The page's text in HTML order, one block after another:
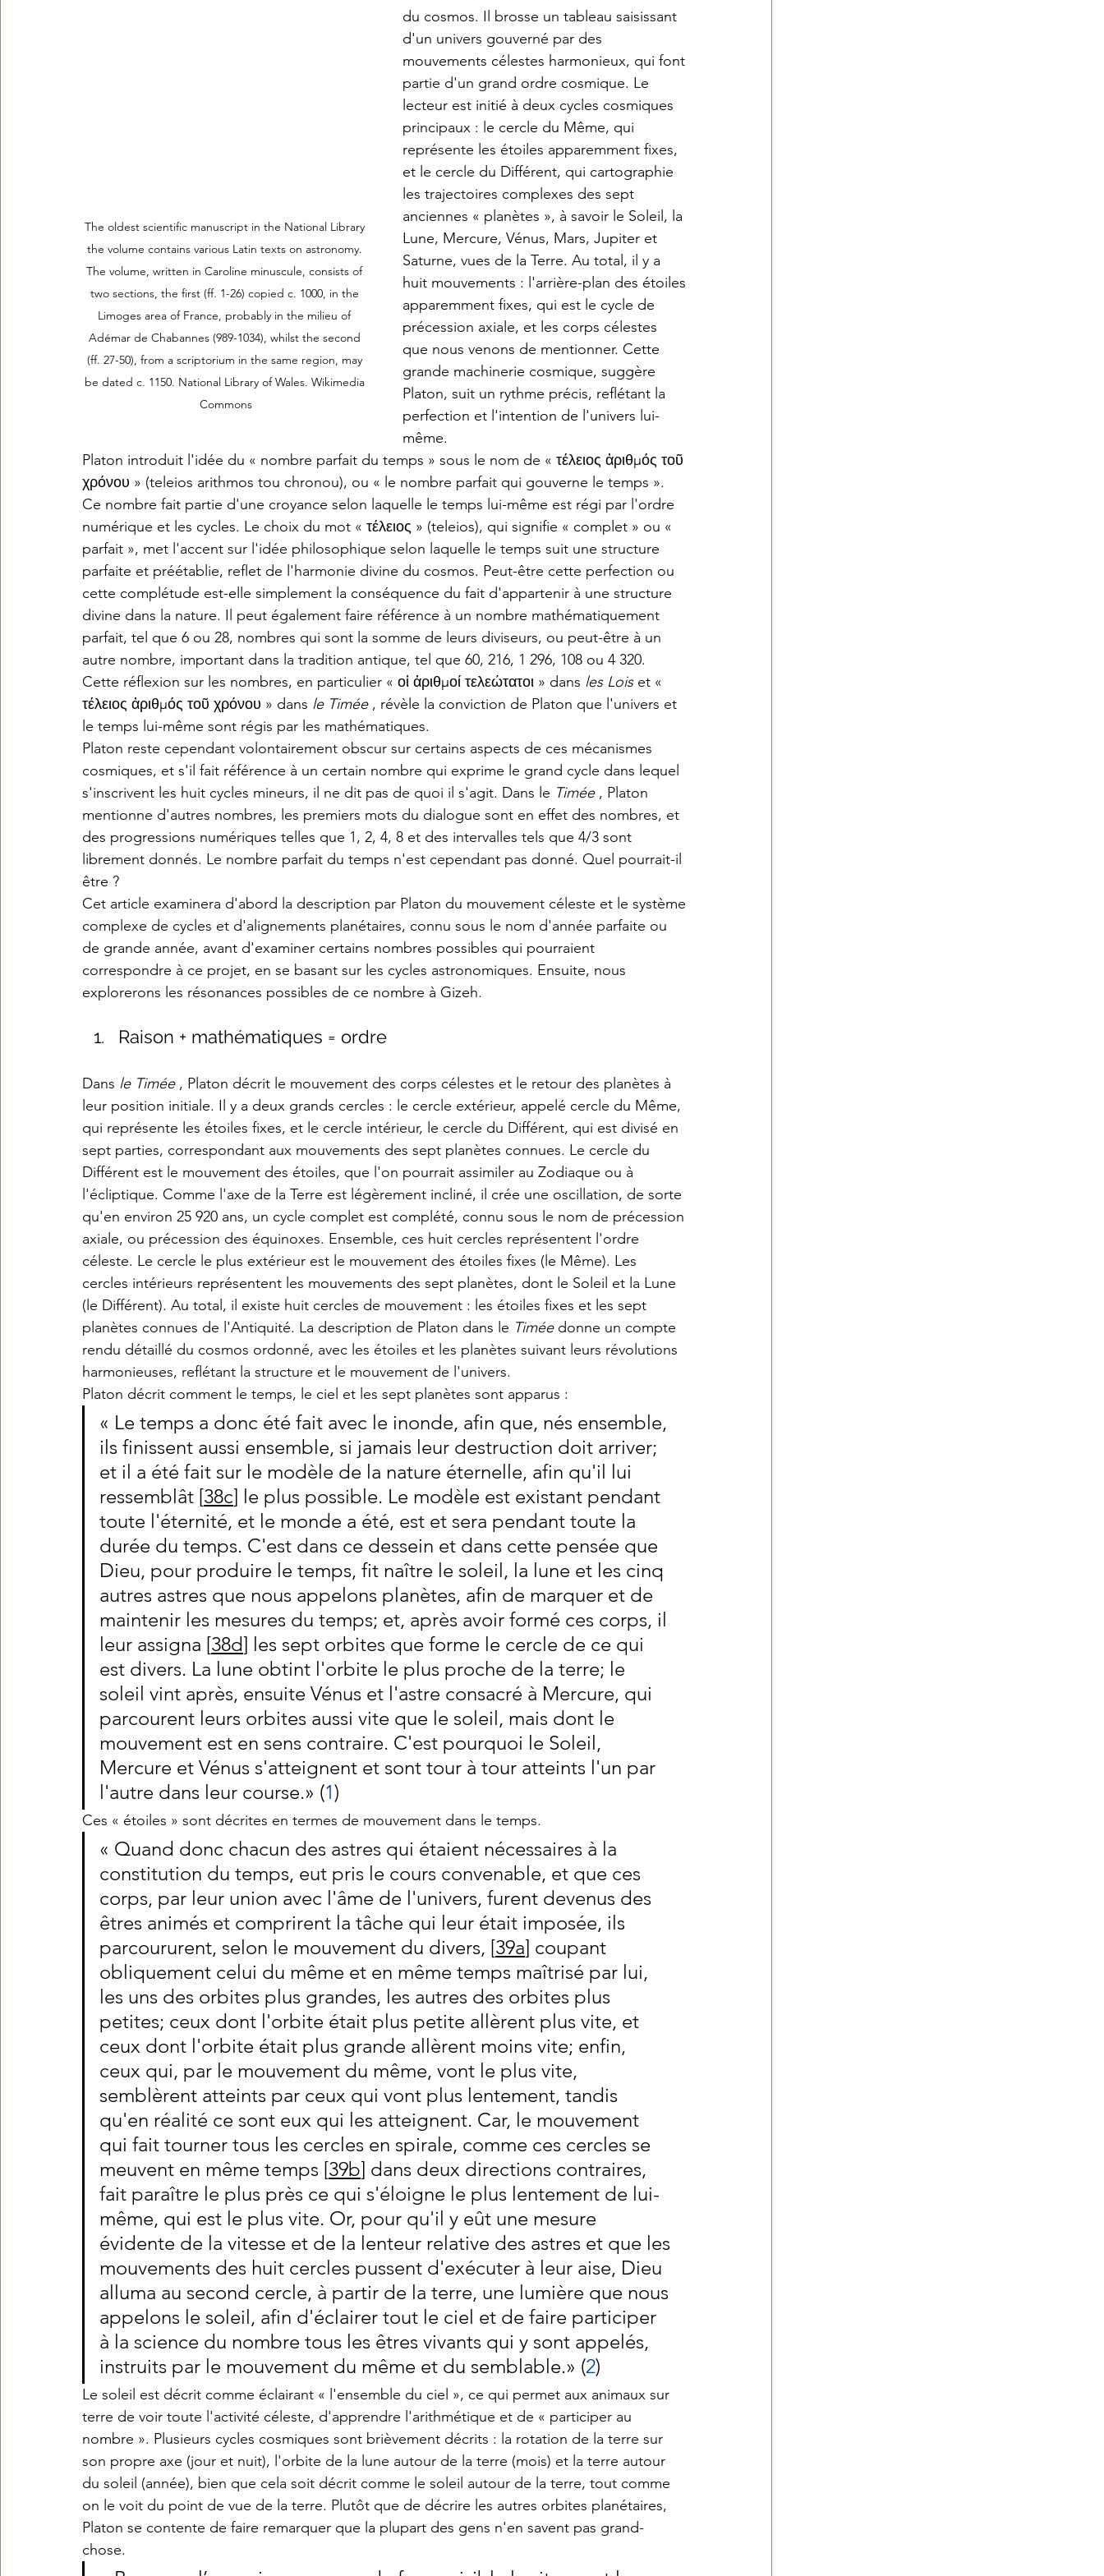
The oldest scientific manuscript in the National Library
the volume contains various Latin texts on astronomy.
The volume, written in Caroline minuscule, consists of
two sections, the first (ff. 1-26) copied c. 1000, in the
Limoges area of France, probably in the milieu of
Adémar de Chabannes (989-1034), whilst the second
(ff. 27-50), from a scriptorium in the same region, may
be dated c. 1150. National Library of Wales. Wikimedia
Commons
du cosmos. Il brosse un tableau saisissant
d'un univers gouverné par des
mouvements célestes harmonieux, qui font
partie d'un grand ordre cosmique. Le
lecteur est initié à deux cycles cosmiques
principaux : le cercle du Même, qui
représente les étoiles apparemment fixes,
et le cercle du Différent, qui cartographie
les trajectoires complexes des sept
anciennes « planètes », à savoir le Soleil, la
Lune, Mercure, Vénus, Mars, Jupiter et
Saturne, vues de la Terre. Au total, il y a
huit mouvements : l'arrière-plan des étoiles
apparemment fixes, qui est le cycle de
précession axiale, et les corps célestes
que nous venons de mentionner. Cette
grande machinerie cosmique, suggère
Platon, suit un rythme précis, reflétant la
perfection et l'intention de l'univers lui-
même.
Platon introduit l'idée du « nombre parfait du temps » sous le nom de « τέλειος ἀριθμός τοῦ
χρόνου » (teleios arithmos tou chronou), ou « le nombre parfait qui gouverne le temps ».
Ce nombre fait partie d'une croyance selon laquelle le temps lui-même est régi par l'ordre
numérique et les cycles. Le choix du mot « τέλειος » (teleios), qui signifie « complet » ou «
parfait », met l'accent sur l'idée philosophique selon laquelle le temps suit une structure
parfaite et préétablie, reflet de l'harmonie divine du cosmos. Peut-être cette perfection ou
cette complétude est-elle simplement la conséquence du fait d'appartenir à une structure
divine dans la nature. Il peut également faire référence à un nombre mathématiquement
parfait, tel que 6 ou 28, nombres qui sont la somme de leurs diviseurs, ou peut-être à un
autre nombre, important dans la tradition antique, tel que 60, 216, 1 296, 108 ou 4 320.
Cette réflexion sur les nombres, en particulier « οἱ ἀριθμοί τελεώτατοι » dans les Lois et «
τέλειος ἀριθμός τοῦ χρόνου » dans le Timée , révèle la conviction de Platon que l'univers et
le temps lui-même sont régis par les mathématiques.
Platon reste cependant volontairement obscur sur certains aspects de ces mécanismes
cosmiques, et s'il fait référence à un certain nombre qui exprime le grand cycle dans lequel
s'inscrivent les huit cycles mineurs, il ne dit pas de quoi il s'agit. Dans le Timée , Platon
mentionne d'autres nombres, les premiers mots du dialogue sont en effet des nombres, et
des progressions numériques telles que 1, 2, 4, 8 et des intervalles tels que 4/3 sont
librement donnés. Le nombre parfait du temps n'est cependant pas donné. Quel pourrait-il
être ?
Cet article examinera d'abord la description par Platon du mouvement céleste et le système
complexe de cycles et d'alignements planétaires, connu sous le nom d'année parfaite ou
de grande année, avant d'examiner certains nombres possibles qui pourraient
correspondre à ce projet, en se basant sur les cycles astronomiques. Ensuite, nous
explorerons les résonances possibles de ce nombre à Gizeh.
Raison + mathématiques = ordre
Dans le Timée , Platon décrit le mouvement des corps célestes et le retour des planètes à
leur position initiale. Il y a deux grands cercles : le cercle extérieur, appelé cercle du Même,
qui représente les étoiles fixes, et le cercle intérieur, le cercle du Différent, qui est divisé en
sept parties, correspondant aux mouvements des sept planètes connues. Le cercle du
Différent est le mouvement des étoiles, que l'on pourrait assimiler au Zodiaque ou à
l'écliptique. Comme l'axe de la Terre est légèrement incliné, il crée une oscillation, de sorte
qu'en environ 25 920 ans, un cycle complet est complété, connu sous le nom de précession
axiale, ou précession des équinoxes. Ensemble, ces huit cercles représentent l'ordre
céleste. Le cercle le plus extérieur est le mouvement des étoiles fixes (le Même). Les
cercles intérieurs représentent les mouvements des sept planètes, dont le Soleil et la Lune
(le Différent). Au total, il existe huit cercles de mouvement : les étoiles fixes et les sept
planètes connues de l'Antiquité. La description de Platon dans le Timée donne un compte
rendu détaillé du cosmos ordonné, avec les étoiles et les planètes suivant leurs révolutions
harmonieuses, reflétant la structure et le mouvement de l'univers.
Platon décrit comment le temps, le ciel et les sept planètes sont apparus :
« Le temps a donc été fait avec le inonde, afin que, nés ensemble,
ils finissent aussi ensemble, si jamais leur destruction doit arriver;
et il a été fait sur le modèle de la nature éternelle, afin qu'il lui
ressemblât [38c] le plus possible. Le modèle est existant pendant
toute l'éternité, et le monde a été, est et sera pendant toute la
durée du temps. C'est dans ce dessein et dans cette pensée que
Dieu, pour produire le temps, fit naître le soleil, la lune et les cinq
autres astres que nous appelons planètes, afin de marquer et de
maintenir les mesures du temps; et, après avoir formé ces corps, il
leur assigna [38d] les sept orbites que forme le cercle de ce qui
est divers. La lune obtint l'orbite le plus proche de la terre; le
soleil vint après, ensuite Vénus et l'astre consacré à Mercure, qui
parcourent leurs orbites aussi vite que le soleil, mais dont le
mouvement est en sens contraire. C'est pourquoi le Soleil,
Mercure et Vénus s'atteignent et sont tour à tour atteints l'un par
l'autre dans leur course.» (1)
Ces « étoiles » sont décrites en termes de mouvement dans le temps.
« Quand donc chacun des astres qui étaient nécessaires à la
constitution du temps, eut pris le cours convenable, et que ces
corps, par leur union avec l'âme de l'univers, furent devenus des
êtres animés et comprirent la tâche qui leur était imposée, ils
parcoururent, selon le mouvement du divers, [39a] coupant
obliquement celui du même et en même temps maîtrisé par lui,
les uns des orbites plus grandes, les autres des orbites plus
petites; ceux dont l'orbite était plus petite allèrent plus vite, et
ceux dont l'orbite était plus grande allèrent moins vite; enfin,
ceux qui, par le mouvement du même, vont le plus vite,
semblèrent atteints par ceux qui vont plus lentement, tandis
qu'en réalité ce sont eux qui les atteignent. Car, le mouvement
qui fait tourner tous les cercles en spirale, comme ces cercles se
meuvent en même temps [39b] dans deux directions contraires,
fait paraître le plus près ce qui s'éloigne le plus lentement de lui-
même, qui est le plus vite. Or, pour qu'il y eût une mesure
évidente de la vitesse et de la lenteur relative des astres et que les
mouvements des huit cercles pussent d'exécuter à leur aise, Dieu
alluma au second cercle, à partir de la terre, une lumière que nous
appelons le soleil, afin d'éclairer tout le ciel et de faire participer
à la science du nombre tous les êtres vivants qui y sont appelés,
instruits par le mouvement du même et du semblable.» (2)
Le soleil est décrit comme éclairant « l'ensemble du ciel », ce qui permet aux animaux sur
terre de voir toute l'activité céleste, d'apprendre l'arithmétique et de « participer au
nombre ». Plusieurs cycles cosmiques sont brièvement décrits : la rotation de la terre sur
son propre axe (jour et nuit), l'orbite de la lune autour de la terre (mois) et la terre autour
du soleil (année), bien que cela soit décrit comme le soleil autour de la terre, tout comme
on le voit du point de vue de la terre. Plutôt que de décrire les autres orbites planétaires,
Platon se contente de faire remarquer que la plupart des gens n'en savent pas grand-
chose.